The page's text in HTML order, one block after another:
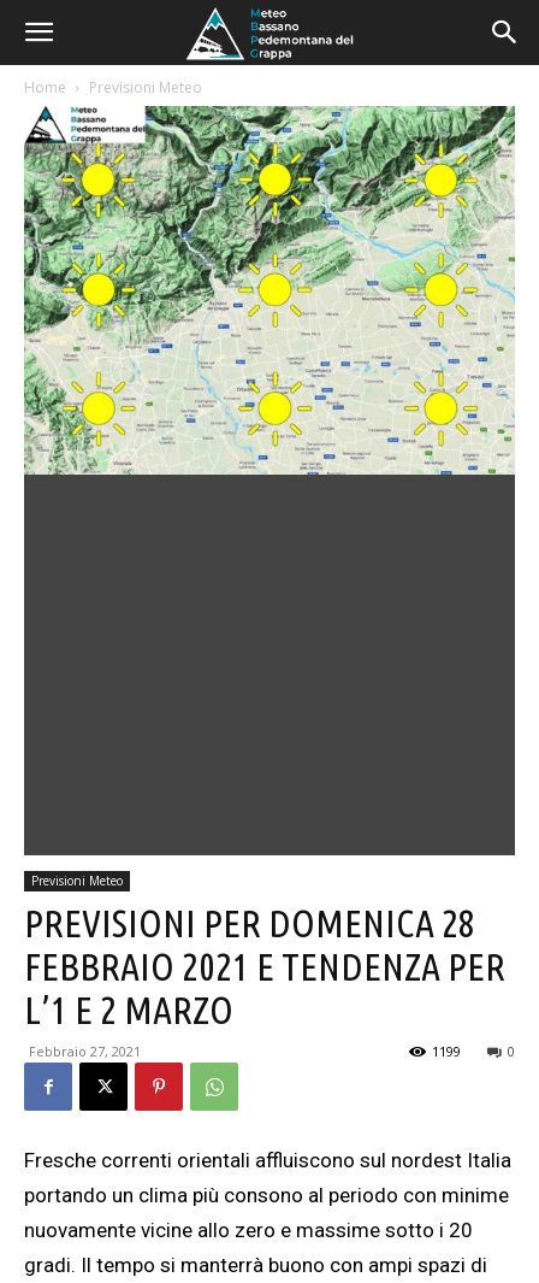
Home Previsioni Meteo
Previsioni Meteo
PREVISIONI PER DOMENICA 28
FEBBRAIO 2021 E TENDENZA PER
L’1 E 2 MARZO
Febbraio 27, 2021 0
1199
Fresche correnti orientali affluiscono sul nordest Italia
portando un clima più consono al periodo con minime
nuovamente vicine allo zero e massime sotto i 20
gradi. Il tempo si manterrà buono con ampi spazi di